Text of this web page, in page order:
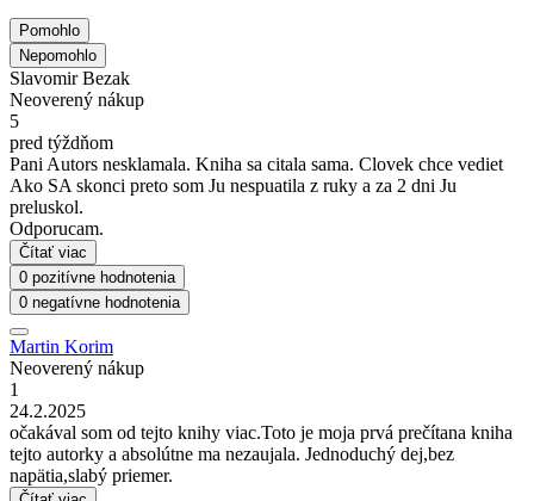
Pomohlo
Nepomohlo
Slavomir Bezak
Neoverený nákup
5
pred týždňom
Pani Autors nesklamala. Kniha sa citala sama. Clovek chce vediet
Ako SA skonci preto som Ju nespuatila z ruky a za 2 dni Ju
preluskol.
Odporucam.
Čítať viac
0 pozitívne hodnotenia
0 negatívne hodnotenia
Martin Korim
Neoverený nákup
1
24.2.2025
očakával som od tejto knihy viac.Toto je moja prvá prečítana kniha
tejto autorky a absolútne ma nezaujala. Jednoduchý dej,bez
napätia,slabý priemer.